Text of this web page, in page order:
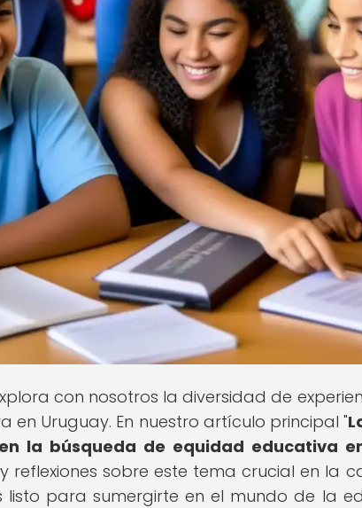
con nosotros la diversidad de
Uruguay. En nuestro artículo principal "
la búsqueda de equidad educativa
reflexiones sobre este tema crucial en la
listo para sumergirte en el mundo de la